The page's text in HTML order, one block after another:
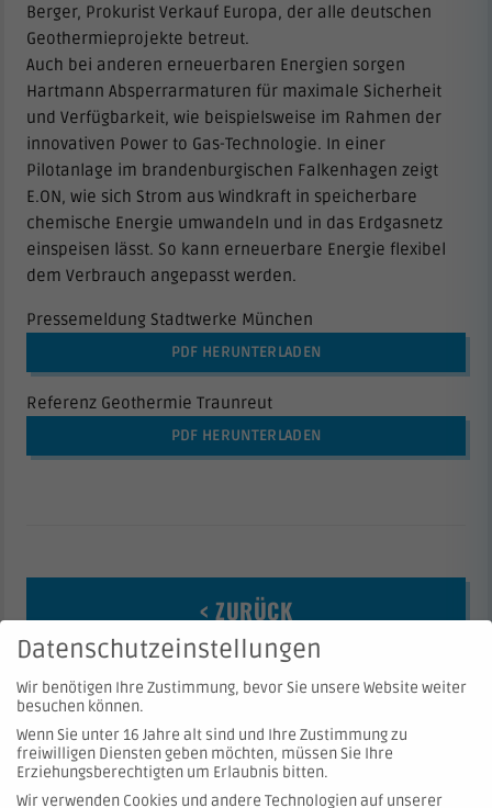
Berger, Prokurist Verkauf Europa, der alle deutschen
Geothermieprojekte betreut.
Auch bei anderen erneuerbaren Energien sorgen
Hartmann Absperrarmaturen für maximale Sicherheit
und Verfügbarkeit, wie beispielsweise im Rahmen der
innovativen Power to Gas-Technologie. In einer
Pilotanlage im brandenburgischen Falkenhagen zeigt
E.ON, wie sich Strom aus Windkraft in speicherbare
chemische Energie umwandeln und in das Erdgasnetz
einspeisen lässt. So kann erneuerbare Energie flexibel
dem Verbrauch angepasst werden.
Pressemeldung Stadtwerke München
PDF HERUNTERLADEN
Referenz Geothermie Traunreut
PDF HERUNTERLADEN
< ZURÜCK
Datenschutzeinstellungen
Wir benötigen Ihre Zustimmung, bevor Sie unsere Website weiter
besuchen können.
Wenn Sie unter 16 Jahre alt sind und Ihre Zustimmung zu
freiwilligen Diensten geben möchten, müssen Sie Ihre
Erziehungsberechtigten um Erlaubnis bitten.
Wir verwenden Cookies und andere Technologien auf unserer